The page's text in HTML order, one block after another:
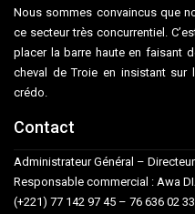
Nous sommes convaincus que
ce secteur très concurrentiel.
placer la barre haute en faisant
cheval de Troie en insistant
crédo.
Contact
Administrateur Général –
Responsable commercial : Awa
(+221) 77 142 97 45 – 76 636 02 33